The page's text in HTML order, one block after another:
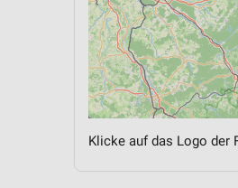
Klicke auf das Logo der